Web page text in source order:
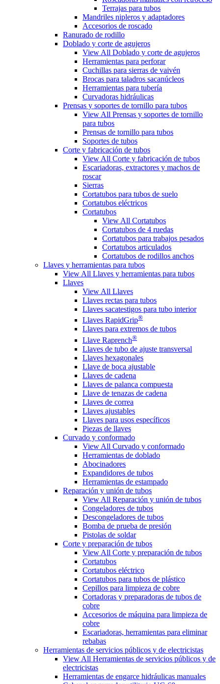
Terrajas para tubos
Mandriles nipleros y adaptadores
Accesorios de roscado
Ranurado de rodillo
Doblado y corte de agujeros
View All Doblado y corte de agujeros
Herramientas para perforar
Cuchillas para sierras de vaivén
Brocas para taladros sacanúcleos
Herramientas para tubería
Curvadoras hidráulicas
Prensas y soportes de tornillo para tubos
View All Prensas y soportes de tornillo
para tubos
Prensas de tornillo para tubos
Soportes de tubos
Corte y fabricación de tubos
View All Corte y fabricación de tubos
Escariadoras, extractores y machos de
roscar
Sierras
Cortatubos para tubos de suelo
Cortatubos eléctricos
Cortatubos
View All Cortatubos
Cortatubos de 4 ruedas
Cortatubos para trabajos pesados
Cortatubos articulados
Cortatubos de rodillos anchos
Llaves y herramientas para tubos
View All Llaves y herramientas para tubos
Llaves
View All Llaves
Llaves rectas para tubos
Llaves sacatestigos para tubo interior
Llaves RapidGrip®
Llaves para extremos de tubos
Llave Raprench®
Llaves de tubo de ajuste transversal
Llaves hexagonales
Llave de boca ajustable
Llaves de cadena
Llaves de palanca compuesta
Llave de tenazas de cadena
Llaves de correa
Llaves ajustables
Llaves para usos específicos
Piezas de llaves
Curvado y conformado
View All Curvado y conformado
Herramientas de doblado
Abocinadores
Expandidores de tubos
Herramientas de estampado
Reparación y unión de tubos
View All Reparación y unión de tubos
Congeladores de tubos
Descongeladores de tubos
Bomba de prueba de presión
Pistolas de soldar
Corte y preparación de tubos
View All Corte y preparación de tubos
Cortatubos
Cortatubos eléctrico
Cortatubos para tubos de plástico
Cepillos para limpieza de cobre
Cortadoras y preparadoras de tubos de
cobre
Accesorios de máquina para limpieza de
cobre
Escariadoras, herramientas para eliminar
rebabas
Herramientas de servicios públicos y de electricistas
View All Herramientas de servicios públicos y de
electricistas
Herramientas de engarce hidráulicas manuales